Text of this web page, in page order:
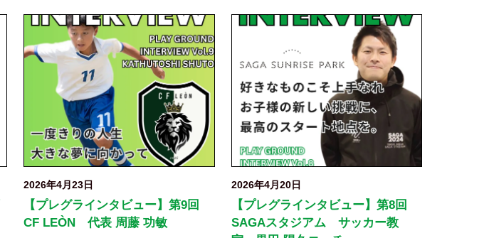
2026年4月23日
【プレグラインタビュー】第9回
CF LEÒN 代表 周藤 功敏
2026年4月20日
【プレグラインタビュー】第8回
SAGAスタジアム サッカー教